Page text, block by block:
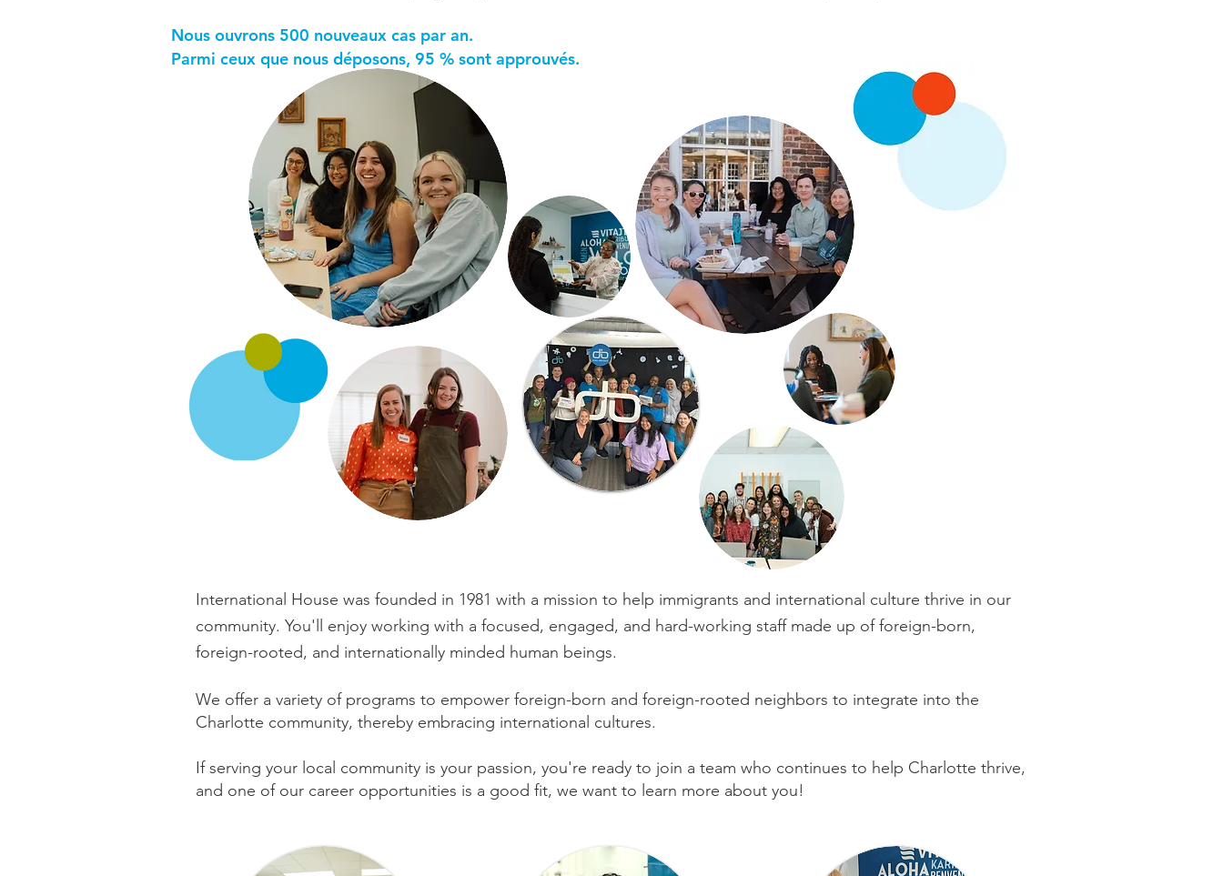
Nous ouvrons 500 nouveaux cas par an.
Parmi ceux que nous déposons, 95 % sont approuvés.
International House was founded in 1981 with a mission to help immigrants and international culture thrive in our
community. You'll enjoy working with a focused, engaged, and hard-working staff made up of foreign-born,
foreign-rooted, and internationally minded human beings.
We offer a variety of programs to empower foreign-born and foreign-rooted neighbors to integrate into the
Charlotte community, thereby embracing international cultures.
If serving your local community is your passion, you're ready to join a team who continues to help Charlotte thrive,
and one of our career opportunities is a good fit, we want to learn more about you!